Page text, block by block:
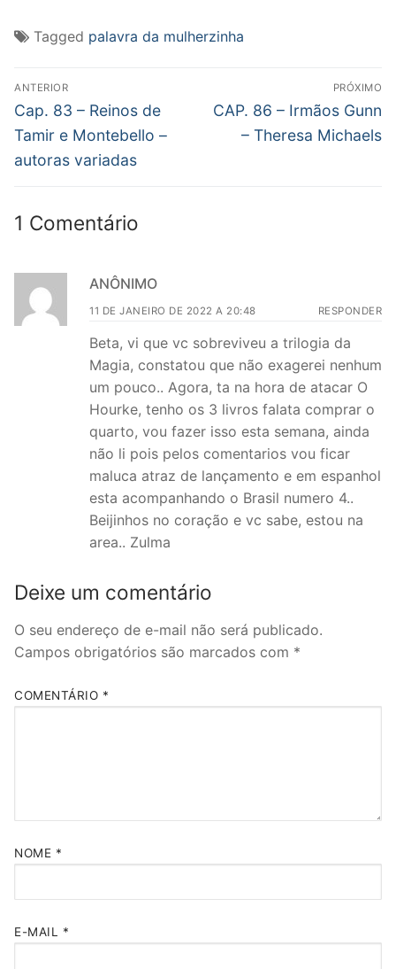
Tagged palavra da mulherzinha
Navegação
de
Post
ANTERIOR
Post
anterior:
Cap. 83 – Reinos de
Tamir e Montebello –
autoras variadas
PRÓXIMO
Próximo
post:
CAP. 86 – Irmãos Gunn
– Theresa Michaels
1 Comentário
ANÔNIMO
11 DE JANEIRO DE 2022 A 20:48 RESPONDER
Beta, vi que vc sobreviveu a trilogia da
Magia, constatou que não exagerei nenhum
um pouco.. Agora, ta na hora de atacar O
Hourke, tenho os 3 livros falata comprar o
quarto, vou fazer isso esta semana, ainda
não li pois pelos comentarios vou ficar
maluca atraz de lançamento e em espanhol
esta acompanhando o Brasil numero 4..
Beijinhos no coração e vc sabe, estou na
area.. Zulma
Deixe um comentário
O seu endereço de e-mail não será publicado.
Campos obrigatórios são marcados com *
COMENTÁRIO *
NOME *
E-MAIL *